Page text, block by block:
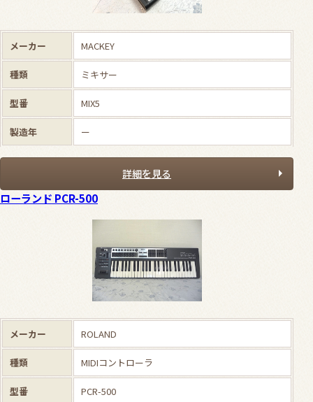
メーカー MACKEY
種類 ミキサー
型番 MIX5
製造年 ー
詳細を見る
ローランド PCR-500
メーカー ROLAND
種類 MIDIコントローラ
型番 PCR-500